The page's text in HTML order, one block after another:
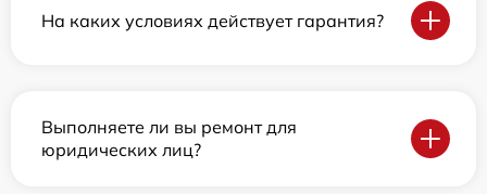
На каких условиях действует гарантия?
Выполняете ли вы ремонт для
юридических лиц?